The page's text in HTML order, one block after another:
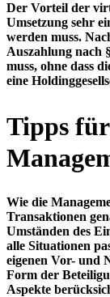
Der Vorteil der
Umsetzung sehr
werden muss.
Auszahlung nach
muss, ohne dass
eine
Tipps
Wie die
Transaktionen
Umständen des
alle Situationen
eigenen Vor- und
Form der
Aspekte